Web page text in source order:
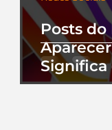
Posts do
Significa
Perfil